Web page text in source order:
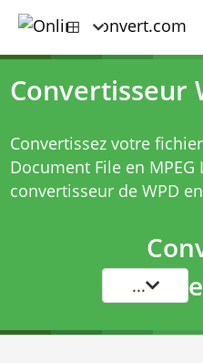
Convertisseur
Convertissez votre
Document File en MPEG
convertisseur de WPD
...